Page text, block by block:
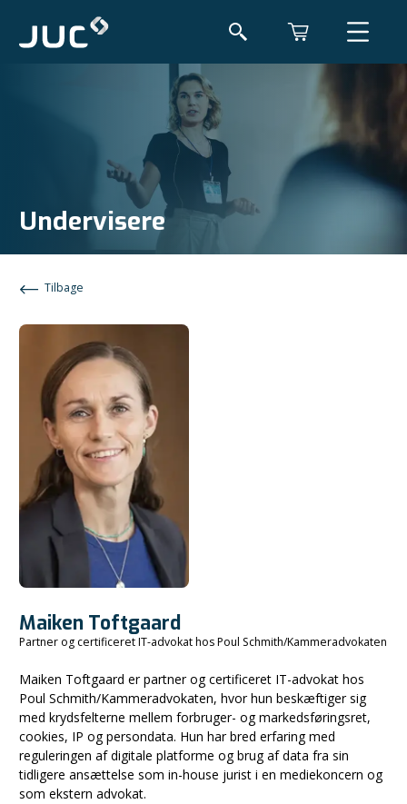
Undervisere
Tilbage
Maiken Toftgaard
Partner og certificeret IT-advokat hos Poul Schmith/Kammeradvokaten
Maiken Toftgaard er partner og certificeret IT-advokat hos
Poul Schmith/Kammeradvokaten, hvor hun beskæftiger sig
med krydsfelterne mellem forbruger- og markedsføringsret,
cookies, IP og persondata. Hun har bred erfaring med
reguleringen af digitale platforme og brug af data fra sin
tidligere ansættelse som in-house jurist i en mediekoncern og
som ekstern advokat.